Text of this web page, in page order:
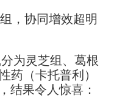
，协同增效超明
为灵芝组、葛根
药（卡托普利）
结果令人惊喜：